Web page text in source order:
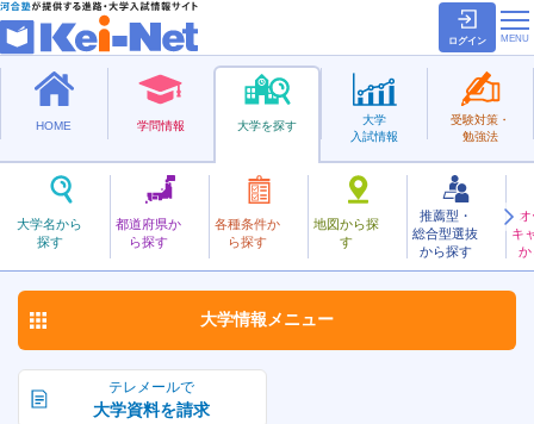
ログイン
HOME 学問情報 大学を探す
大学名から
探す
都道府県か
ら探す
各種条件か
ら探す
地図から探
す
推薦型・
総合型選抜
から探す
キ
か
大学
入試情報
受験対策・
勉強法
国立
ひょうごきょういく
兵庫教育大学 お気に入り
テレメールで
大学資料を請求
大学情報 メニュー